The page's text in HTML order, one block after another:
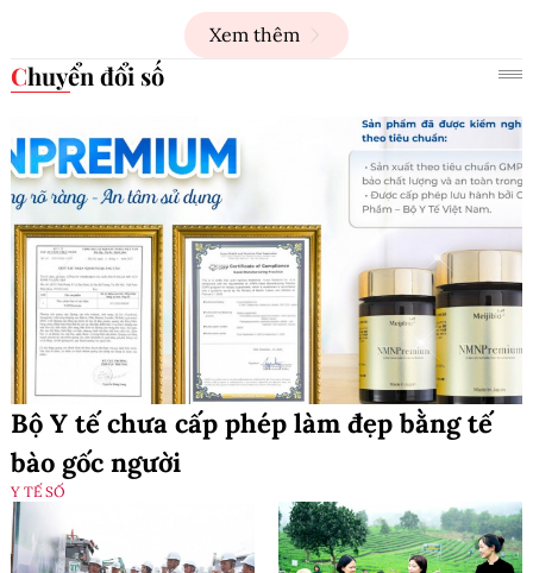
Xem thêm
Chuyển đổi số
Bộ Y tế chưa cấp phép làm đẹp bằng tế
bào gốc người
Y TẾ SỐ